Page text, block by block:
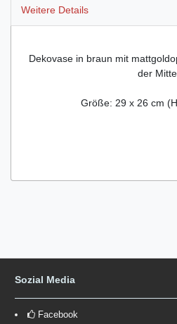
Weitere Details
Dekovase in braun mit
der Mitte
Größe: 29 x 26 cm
Sozial Media
Facebook